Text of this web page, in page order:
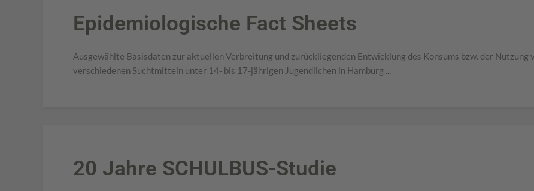
Epidemiologische Fact Sheets
Ausgewählte Basisdaten zur aktuellen Verbreitung und zurückliegenden Entwicklung des Konsums bzw. der Nutzung
verschiedenen Suchtmitteln unter 14- bis 17-jährigen Jugendlichen in Hamburg ...
20 Jahre SCHULBUS-Studie